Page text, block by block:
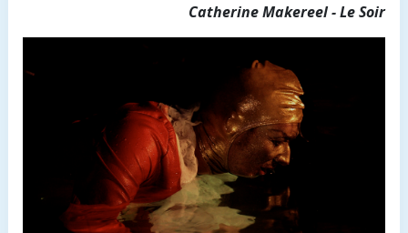
Catherine Makereel - Le Soir